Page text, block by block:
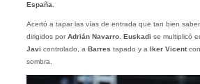
España
Acertó a tapar las vías de entrada que tan bien
dirigidos porAdrián Navarro. Euskadi se multiplicó
Javi controlado, a Barres tapado y a Iker Vicentcon
sombra.